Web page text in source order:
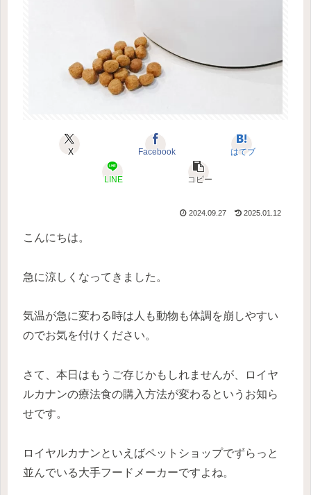
X Facebook はてブ
LINE コピー
2024.09.27 2025.01.12
こんにちは。
急に涼しくなってきました。
気温が急に変わる時は人も動物も体調を崩しやすい
のでお気を付けください。
さて、本日はもうご存じかもしれませんが、ロイヤ
ルカナンの療法食の購入方法が変わるというお知ら
せです。
ロイヤルカナンといえばペットショップでずらっと
並んでいる大手フードメーカーですよね。